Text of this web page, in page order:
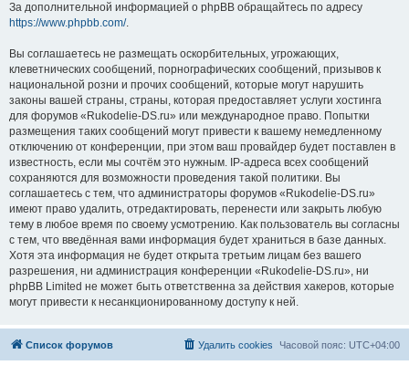
За дополнительной информацией о phpBB обращайтесь по адресу
https://www.phpbb.com/.
Вы соглашаетесь не размещать оскорбительных, угрожающих,
клеветнических сообщений, порнографических сообщений, призывов к
национальной розни и прочих сообщений, которые могут нарушить
законы вашей страны, страны, которая предоставляет услуги хостинга
для форумов «Rukodelie-DS.ru» или международное право. Попытки
размещения таких сообщений могут привести к вашему немедленному
отключению от конференции, при этом ваш провайдер будет поставлен в
известность, если мы сочтём это нужным. IP-адреса всех сообщений
сохраняются для возможности проведения такой политики. Вы
соглашаетесь с тем, что администраторы форумов «Rukodelie-DS.ru»
имеют право удалить, отредактировать, перенести или закрыть любую
тему в любое время по своему усмотрению. Как пользователь вы согласны
с тем, что введённая вами информация будет храниться в базе данных.
Хотя эта информация не будет открыта третьим лицам без вашего
разрешения, ни администрация конференции «Rukodelie-DS.ru», ни
phpBB Limited не может быть ответственна за действия хакеров, которые
могут привести к несанкционированному доступу к ней.
Список форумов Часовой пояс: UTC+04:00
Удалить cookies